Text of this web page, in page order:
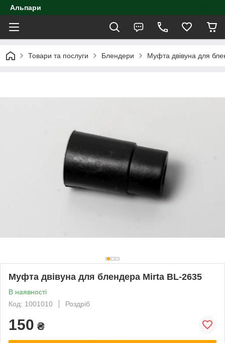
Альпари
Товари та послуги Блендери Муфта двівуна для
Муфта двівуна для блендера Mirta BL-2635
В наявності
Код: 1001010
Роздріб
150 ₴